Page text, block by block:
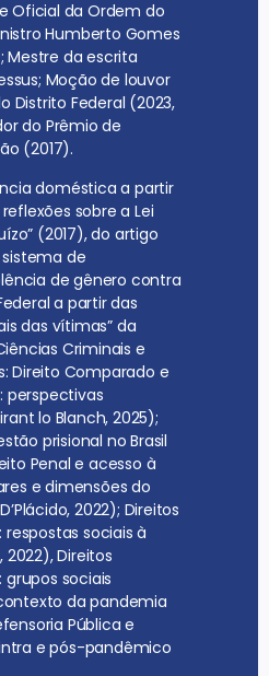
Oficial da Ordem do
Humberto Gomes
Mestre da escrita
Moção de louvor
Distrito Federal (2023,
do Prêmio de
(2017).
doméstica a partir
sobre a Lei
(2017), do artigo
de
de gênero contra
a partir das
das vítimas” da
Criminais e
Direito Comparado e
perspectivas
lo Blanch, 2025);
prisional no Brasil
Penal e acesso à
e dimensões do
2022); Direitos
respostas sociais à
2022), Direitos
grupos sociais
da pandemia
Pública e
e pós-pandêmico